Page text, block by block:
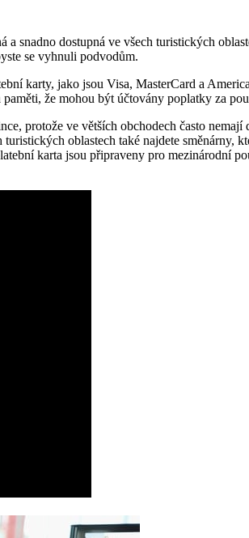
snadno dostupná ve všech turistických
se vyhnuli podvodům.
karty, jako jsou Visa, MasterCard a
že mohou být účtovány poplatky za
protože ve větších obchodech často
oblastech také najdete směnárny,
karta jsou připraveny pro mezinárodní